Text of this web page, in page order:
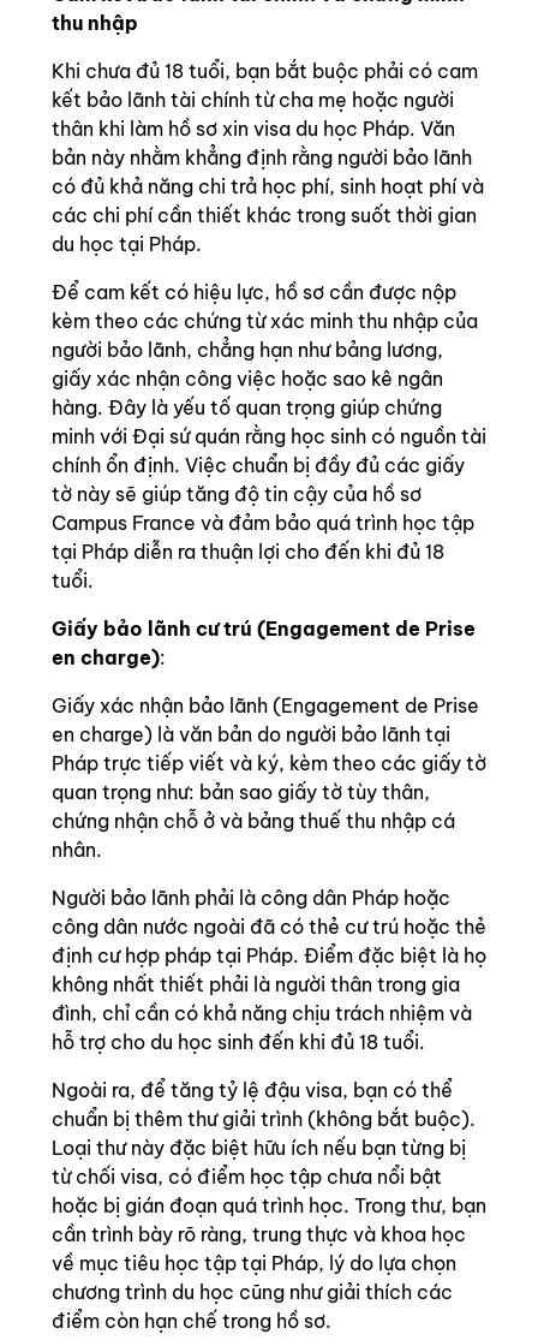
thu nhập
Khi chưa đủ 18 tuổi, bạn bắt buộc phải có cam
kết bảo lãnh tài chính từ cha mẹ hoặc người
thân khi làm hồ sơ xin visa du học Pháp. Văn
bản này nhằm khẳng định rằng người bảo lãnh
có đủ khả năng chi trả học phí, sinh hoạt phí và
các chi phí cần thiết khác trong suốt thời gian
du học tại Pháp.
Để cam kết có hiệu lực, hồ sơ cần được nộp
kèm theo các chứng từ xác minh thu nhập của
người bảo lãnh, chẳng hạn như bảng lương,
giấy xác nhận công việc hoặc sao kê ngân
hàng. Đây là yếu tố quan trọng giúp chứng
minh với Đại sứ quán rằng học sinh có nguồn tài
chính ổn định. Việc chuẩn bị đầy đủ các giấy
tờ này sẽ giúp tăng độ tin cậy của hồ sơ
Campus France và đảm bảo quá trình học tập
tại Pháp diễn ra thuận lợi cho đến khi đủ 18
tuổi.
Giấy bảo lãnh cư trú (Engagement de Prise
en charge):
Giấy xác nhận bảo lãnh (Engagement de Prise
en charge) là văn bản do người bảo lãnh tại
Pháp trực tiếp viết và ký, kèm theo các giấy tờ
quan trọng như: bản sao giấy tờ tùy thân,
chứng nhận chỗ ở và bảng thuế thu nhập cá
nhân.
Người bảo lãnh phải là công dân Pháp hoặc
công dân nước ngoài đã có thẻ cư trú hoặc thẻ
định cư hợp pháp tại Pháp. Điểm đặc biệt là họ
không nhất thiết phải là người thân trong gia
đình, chỉ cần có khả năng chịu trách nhiệm và
hỗ trợ cho du học sinh đến khi đủ 18 tuổi.
Ngoài ra, để tăng tỷ lệ đậu visa, bạn có thể
chuẩn bị thêm thư giải trình (không bắt buộc).
Loại thư này đặc biệt hữu ích nếu bạn từng bị
từ chối visa, có điểm học tập chưa nổi bật
hoặc bị gián đoạn quá trình học. Trong thư, bạn
cần trình bày rõ ràng, trung thực và khoa học
về mục tiêu học tập tại Pháp, lý do lựa chọn
chương trình du học cũng như giải thích các
điểm còn hạn chế trong hồ sơ.